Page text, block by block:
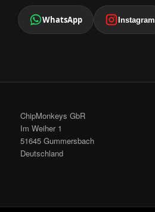
WhatsApp Instagram
ChipMonkeys GbR
Im Weiher 1
51645 Gummersbach
Deutschland